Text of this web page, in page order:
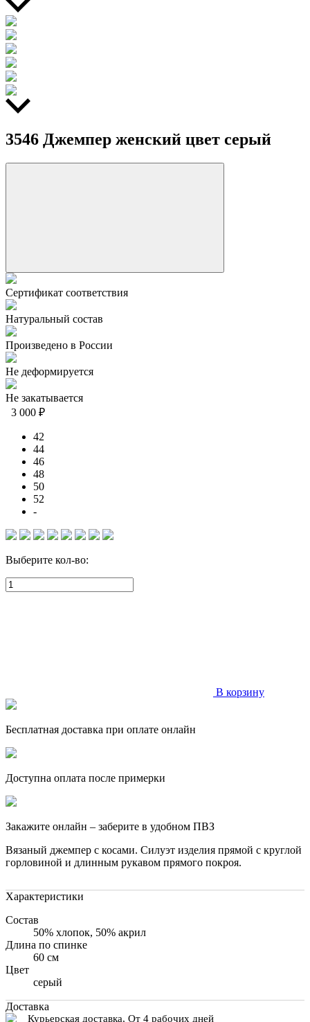
3546 Джемпер женский цвет серый
Сертификат соответствия
Натуральный состав
Произведено в России
Не деформируется
Не закатывается
3 000 ₽
42
44
46
48
50
52
-
Выберите кол-во:
В корзину
Бесплатная доставка при оплате онлайн
Доступна оплата после примерки
Закажите онлайн – заберите в удобном ПВЗ
Вязаный джемпер с косами. Силуэт изделия прямой с круглой
горловиной и длинным рукавом прямого покроя.
Характеристики
Состав
50% хлопок, 50% акрил
Длина по спинке
60 см
Цвет
серый
Доставка
Курьерская доставка, От 4 рабочих дней